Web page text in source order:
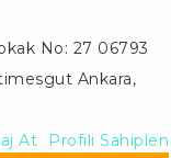
No: 27 06793
Ankara,
Profili Sahiplen
At